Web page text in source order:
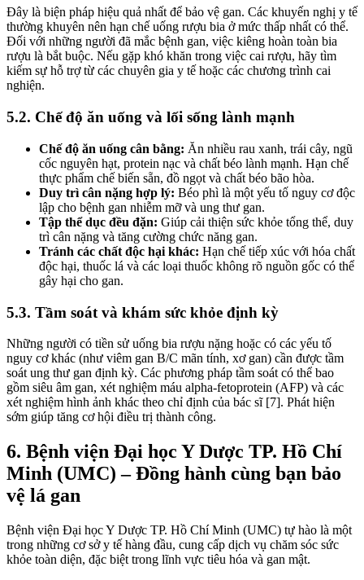
Đây là biện pháp hiệu quả nhất để bảo vệ gan. Các khuyến nghị y tế
thường khuyên nên hạn chế uống rượu bia ở mức thấp nhất có thể.
Đối với những người đã mắc bệnh gan, việc kiêng hoàn toàn bia
rượu là bắt buộc. Nếu gặp khó khăn trong việc cai rượu, hãy tìm
kiếm sự hỗ trợ từ các chuyên gia y tế hoặc các chương trình cai
nghiện.
5.2. Chế độ ăn uống và lối sống lành mạnh
Chế độ ăn uống cân bằng: Ăn nhiều rau xanh, trái cây, ngũ
cốc nguyên hạt, protein nạc và chất béo lành mạnh. Hạn chế
thực phẩm chế biến sẵn, đồ ngọt và chất béo bão hòa.
Duy trì cân nặng hợp lý: Béo phì là một yếu tố nguy cơ độc
lập cho bệnh gan nhiễm mỡ và ung thư gan.
Tập thể dục đều đặn: Giúp cải thiện sức khỏe tổng thể, duy
trì cân nặng và tăng cường chức năng gan.
Tránh các chất độc hại khác: Hạn chế tiếp xúc với hóa chất
độc hại, thuốc lá và các loại thuốc không rõ nguồn gốc có thể
gây hại cho gan.
5.3. Tầm soát và khám sức khỏe định kỳ
Những người có tiền sử uống bia rượu nặng hoặc có các yếu tố
nguy cơ khác (như viêm gan B/C mãn tính, xơ gan) cần được tầm
soát ung thư gan định kỳ. Các phương pháp tầm soát có thể bao
gồm siêu âm gan, xét nghiệm máu alpha-fetoprotein (AFP) và các
xét nghiệm hình ảnh khác theo chỉ định của bác sĩ [7]. Phát hiện
sớm giúp tăng cơ hội điều trị thành công.
6. Bệnh viện Đại học Y Dược TP. Hồ Chí
Minh (UMC) – Đồng hành cùng bạn bảo
vệ lá gan
Bệnh viện Đại học Y Dược TP. Hồ Chí Minh (UMC) tự hào là một
trong những cơ sở y tế hàng đầu, cung cấp dịch vụ chăm sóc sức
khỏe toàn diện, đặc biệt trong lĩnh vực tiêu hóa và gan mật.